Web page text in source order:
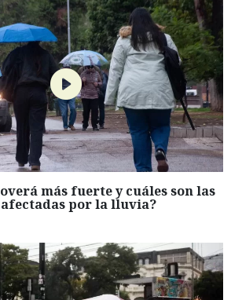
más fuerte y cuáles son las
afectadas por la lluvia?